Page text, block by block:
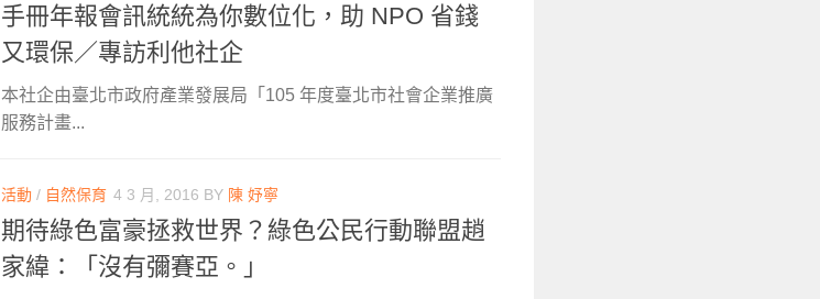
手冊年報會訊統統為你數位化，助 NPO 省錢
又環保／專訪利他社企
本社企由臺北市政府產業發展局「105 年度臺北市社會企業推廣
服務計畫...
活動 / 自然保育 4 3 月, 2016 BY 陳 妤寧
期待綠色富豪拯救世界？綠色公民行動聯盟趙
家緯：「沒有彌賽亞。」